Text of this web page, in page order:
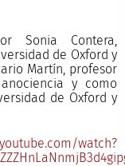
Sonia Contera,
de Oxford y
Martín, profesor
y como
de Oxford y
watch?